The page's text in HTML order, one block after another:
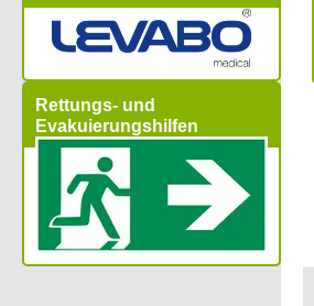
Rettungs- und
Evakuierungshilfen